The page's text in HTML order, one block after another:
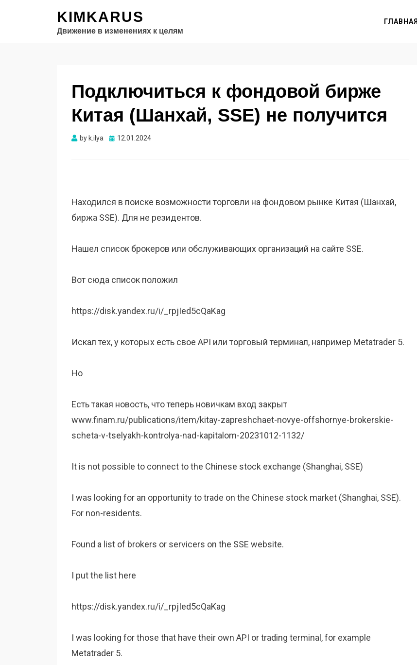
KIMKARUS
Движение в изменениях к целям
ГЛАВНАЯ
Подключиться к фондовой бирже
Китая (Шанхай, SSE) не получится
by k.ilya Опубликовано
12.01.2024
Находился в поиске возможности торговли на фондовом рынке Китая (Шанхай,
биржа SSE). Для не резидентов.
Нашел список брокеров или обслуживающих организаций на сайте SSE.
Вот сюда список положил
https://disk.yandex.ru/i/_rpjIed5cQaKag
Искал тех, у которых есть свое API или торговый терминал, например Metatrader 5.
Но
Есть такая новость, что теперь новичкам вход закрыт
www.finam.ru/publications/item/kitay-zapreshchaet-novye-offshornye-brokerskie-
scheta-v-tselyakh-kontrolya-nad-kapitalom-20231012-1132/
It is not possible to connect to the Chinese stock exchange (Shanghai, SSE)
I was looking for an opportunity to trade on the Chinese stock market (Shanghai, SSE).
For non-residents.
Found a list of brokers or servicers on the SSE website.
I put the list here
https://disk.yandex.ru/i/_rpjIed5cQaKag
I was looking for those that have their own API or trading terminal, for example
Metatrader 5.